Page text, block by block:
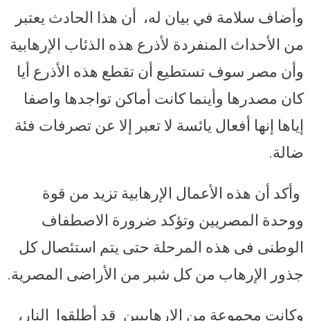
وأضاف سلامة في بيان له، أن هذا الحادث يعتبر
من الأحداث المنفردة لأذرع هذه الذئاب الإرهابية
وأن مصر سوف تستطيع أن تقطع هذه الأذرع أيا
كان مصدرها وأينما كانت أماكن تواجدها واصفا
إياها إنها أفعال يائسة لا تعبر إلا عن تصرفات فئة
ضالة.
وأكد أن هذه الأعمال الإرهابية تزيد من قوة
ووحدة المصريين وتؤكد ضرورة الاصطفاف
الوطنى فى هذه المرحلة حتى يتم استئصال كل
جذور الإرهاب من كل شبر من الأراضى المصرية.
وكانت مجموعة من الإرهابيين قد أطلقوا النار،